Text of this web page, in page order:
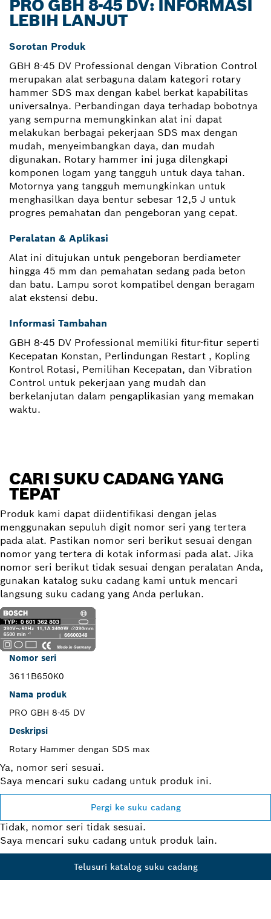
PRO GBH 8-45 DV: INFORMASI
LEBIH LANJUT
Sorotan Produk
GBH 8-45 DV Professional dengan Vibration Control
merupakan alat serbaguna dalam kategori rotary
hammer SDS max dengan kabel berkat kapabilitas
universalnya. Perbandingan daya terhadap bobotnya
yang sempurna memungkinkan alat ini dapat
melakukan berbagai pekerjaan SDS max dengan
mudah, menyeimbangkan daya, dan mudah
digunakan. Rotary hammer ini juga dilengkapi
komponen logam yang tangguh untuk daya tahan.
Motornya yang tangguh memungkinkan untuk
menghasilkan daya bentur sebesar 12,5 J untuk
progres pemahatan dan pengeboran yang cepat.
Peralatan & Aplikasi
Alat ini ditujukan untuk pengeboran berdiameter
hingga 45 mm dan pemahatan sedang pada beton
dan batu. Lampu sorot kompatibel dengan beragam
alat ekstensi debu.
Informasi Tambahan
GBH 8-45 DV Professional memiliki fitur-fitur seperti
Kecepatan Konstan, Perlindungan Restart , Kopling
Kontrol Rotasi, Pemilihan Kecepatan, dan Vibration
Control untuk pekerjaan yang mudah dan
berkelanjutan dalam pengaplikasian yang memakan
waktu.
CARI SUKU CADANG YANG
TEPAT
Produk kami dapat diidentifikasi dengan jelas
menggunakan sepuluh digit nomor seri yang tertera
pada alat. Pastikan nomor seri berikut sesuai dengan
nomor yang tertera di kotak informasi pada alat. Jika
nomor seri berikut tidak sesuai dengan peralatan Anda,
gunakan katalog suku cadang kami untuk mencari
langsung suku cadang yang Anda perlukan.
Nomor seri
3611B650K0
Nama produk
PRO GBH 8-45 DV
Deskripsi
Rotary Hammer dengan SDS max
Ya, nomor seri sesuai.
Saya mencari suku cadang untuk produk ini.
Pergi ke suku cadang
Tidak, nomor seri tidak sesuai.
Saya mencari suku cadang untuk produk lain.
Telusuri katalog suku cadang